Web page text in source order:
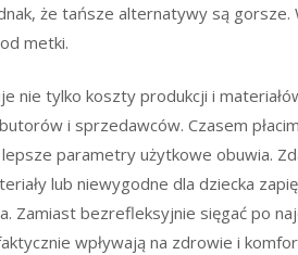
że tańsze alternatywy są gorsze.
metki.
nie tylko koszty produkcji i
i sprzedawców. Czasem
parametry użytkowe obuwia.
lub niewygodne dla dziecka
Zamiast bezrefleksyjnie sięgać po
wpływają na zdrowie i